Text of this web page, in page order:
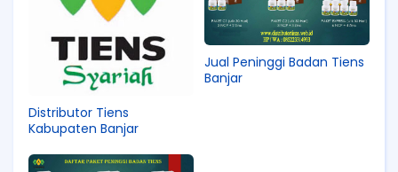
Distributor Tiens
Kabupaten Banjar
Jual Peninggi Badan Tiens
Banjar